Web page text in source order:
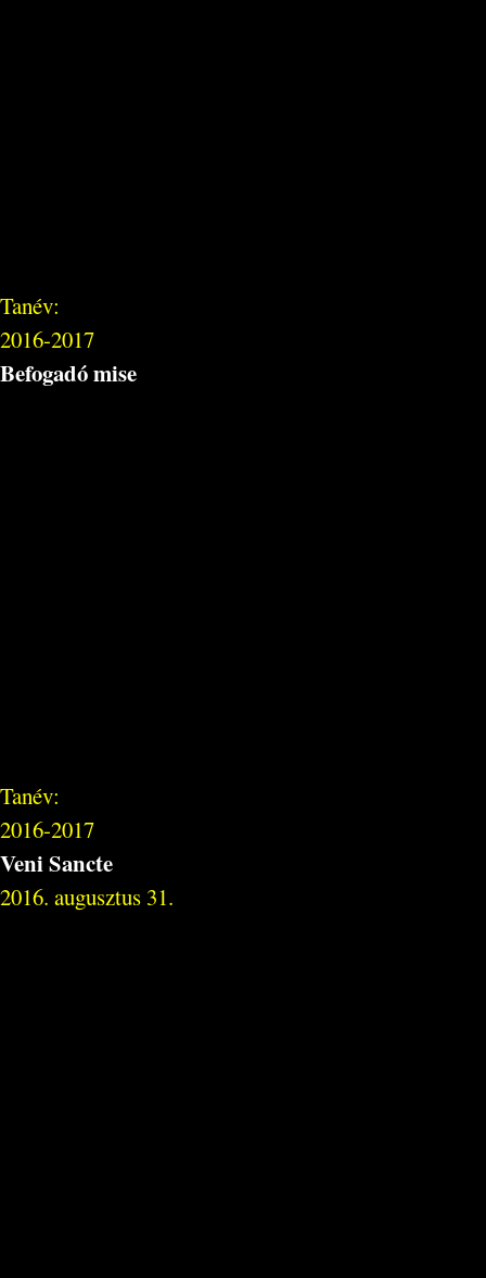
Tanév:
2016-2017
Befogadó mise
Tanév:
2016-2017
Veni Sancte
2016. augusztus 31.